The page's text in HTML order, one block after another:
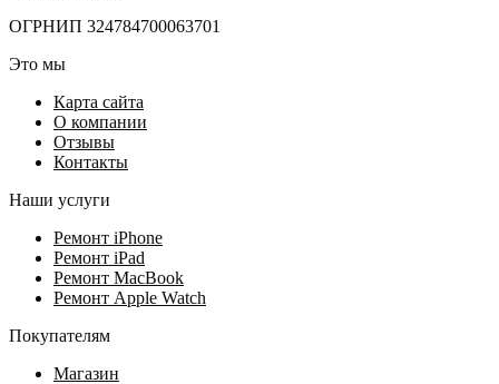
ОГРНИП 324784700063701
Это мы
Карта сайта
О компании
Отзывы
Контакты
Наши услуги
Ремонт iPhone
Ремонт iPad
Ремонт MacBook
Ремонт Apple Watch
Покупателям
Магазин